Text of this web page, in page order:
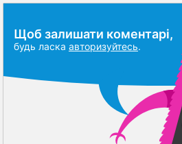
Щоб залишати коментарі,
будь ласка авторизуйтесь.